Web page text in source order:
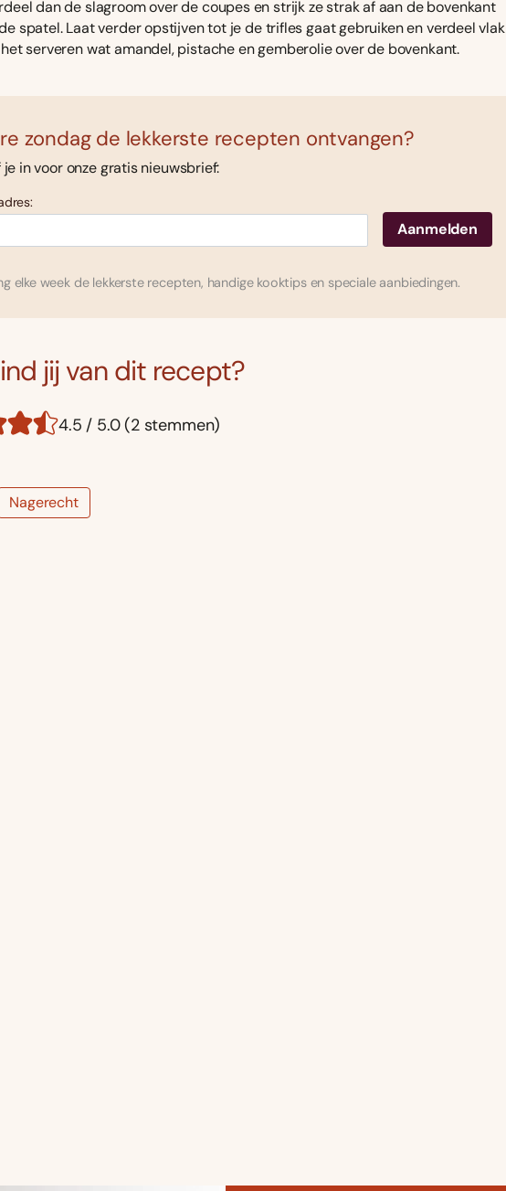
dan de slagroom over de coupes en strijk ze strak af aan de bovenkant
spatel. Laat verder opstijven tot je de trifles gaat gebruiken en verdeel vlak
serveren wat amandel, pistache en gemberolie over de bovenkant.
zondag de lekkerste recepten ontvangen?
je in voor onze gratis nieuwsbrief:
elke week de lekkerste recepten, handige kooktips en speciale aanbiedingen.
jij van dit recept?
4.5 / 5.0 (2 stemmen)
Nagerecht